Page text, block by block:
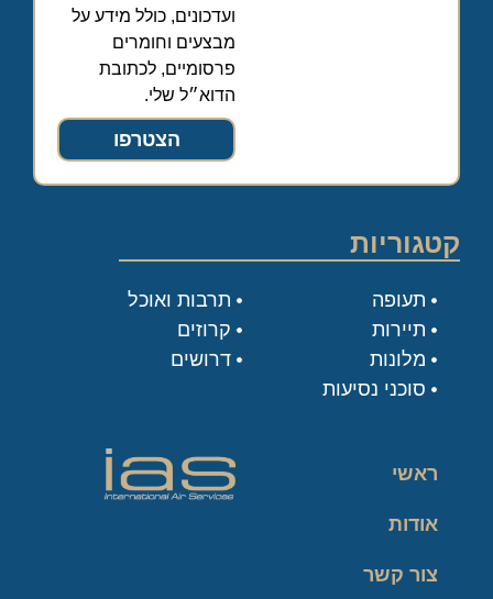
ועדכונים, כולל מידע על
מבצעים וחומרים
פרסומיים, לכתובת
הדוא״ל שלי.
הצטרפו
קטגוריות
תעופה
תיירות
מלונות
סוכני נסיעות
תרבות ואוכל
קרוזים
דרושים
ראשי
אודות
צור קשר